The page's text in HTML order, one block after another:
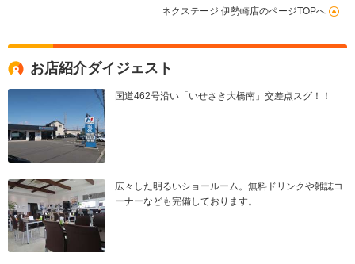
ネクステージ 伊勢崎店のページTOPへ
お店紹介ダイジェスト
国道462号沿い「いせさき大橋南」交差点スグ！！
広々した明るいショールーム。無料ドリンクや雑誌コ
ーナーなども完備しております。